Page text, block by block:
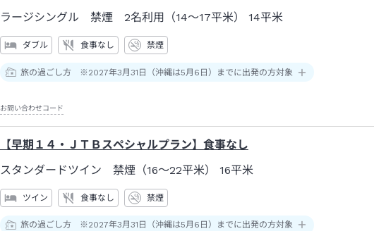
ラージシングル 禁煙 2名利用（14～17平米）
14平米
ダブル 食事なし 禁煙
旅の過ごし方 ※2027年3月31日（沖縄は5月6日）までに出発の方対象
お問い合わせコード
【早期１４・ＪＴＢスペシャルプラン】食事なし
スタンダードツイン 禁煙（16～22平米）
16平米
ツイン 食事なし 禁煙
旅の過ごし方 ※2027年3月31日（沖縄は5月6日）までに出発の方対象